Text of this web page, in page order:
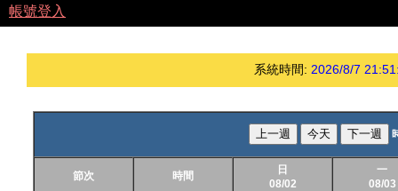
帳號登入
系統時間: 2026/8/7
上一週 今天 下一週
節次 時間
日
08/02
一
08/03